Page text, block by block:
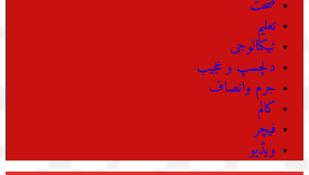
تعلیم
ٹیکنالوجی
دلچسپ و عجیب
جرم وانصاف
کالم
فیچر
ویڈیو